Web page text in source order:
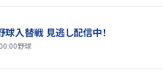
入替戦 見逃し配信中！
野球